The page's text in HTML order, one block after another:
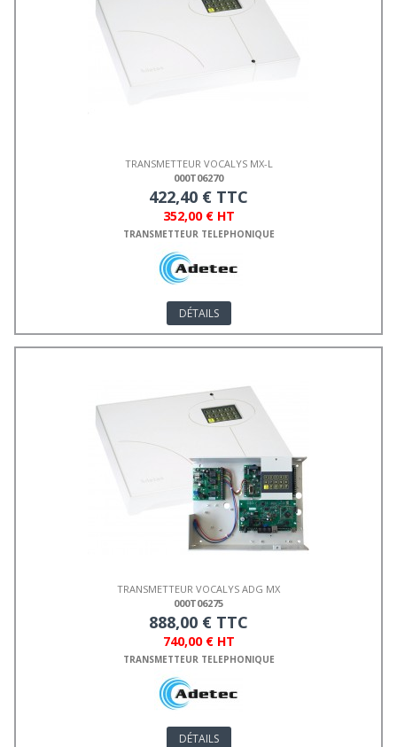
TRANSMETTEUR VOCALYS MX-L
000T06270
422,40 € TTC
352,00 € HT
TRANSMETTEUR TELEPHONIQUE
DÉTAILS
TRANSMETTEUR VOCALYS ADG MX
000T06275
888,00 € TTC
740,00 € HT
TRANSMETTEUR TELEPHONIQUE
DÉTAILS